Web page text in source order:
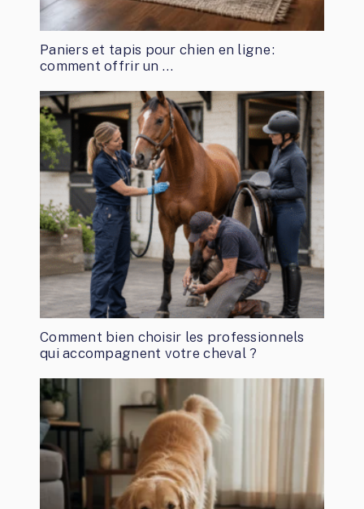
Paniers et tapis pour chien en ligne :
comment offrir un …
Comment bien choisir les professionnels
qui accompagnent votre cheval ?